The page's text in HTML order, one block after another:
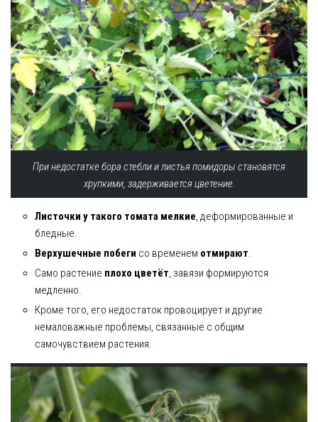
При недостатке бора стебли и листья помидоры становятся
хрупкими, задерживается цветение.
Листочки у такого томата мелкие, деформированные и
бледные.
Верхушечные побеги со временем отмирают.
Само растение плохо цветёт, завязи формируются
медленно.
Кроме того, его недостаток провоцирует и другие
немаловажные проблемы, связанные с общим
самочувствием растения.